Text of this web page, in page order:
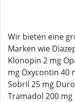
Wir bieten eine
Marken wie
Klonopin 2 mg
mg Oxycontin 40
Sobril 25 mg
Tramadol 200